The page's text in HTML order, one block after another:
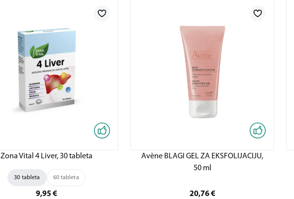
Zona Vital 4 Liver, 30 tableta
30 tableta 60 tableta
9,95 €
Avène BLAGI GEL ZA EKSFOLIJACIJU,
50 ml
20,76 €